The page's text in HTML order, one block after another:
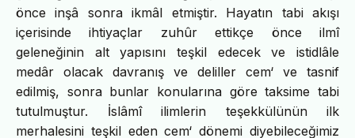
önce inşâ sonra ikmâl etmiştir. Hayatın tabi akışı
içerisinde ihtiyaçlar zuhûr ettikçe önce ilmî
geleneğinin alt yapısını teşkil edecek ve istidlâle
medâr olacak davranış ve deliller cem‘ ve tasnif
edilmiş, sonra bunlar konularına göre taksime tabi
tutulmuştur. İslâmî ilimlerin teşekkülünün ilk
merhalesini teşkil eden cem‘ dönemi diyebileceğimiz